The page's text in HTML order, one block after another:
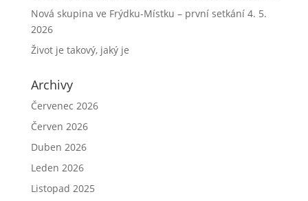
Nová skupina ve Frýdku-Místku – první setkání 4. 5.
2026
Život je takový, jaký je
Archivy
Červenec 2026
Červen 2026
Duben 2026
Leden 2026
Listopad 2025